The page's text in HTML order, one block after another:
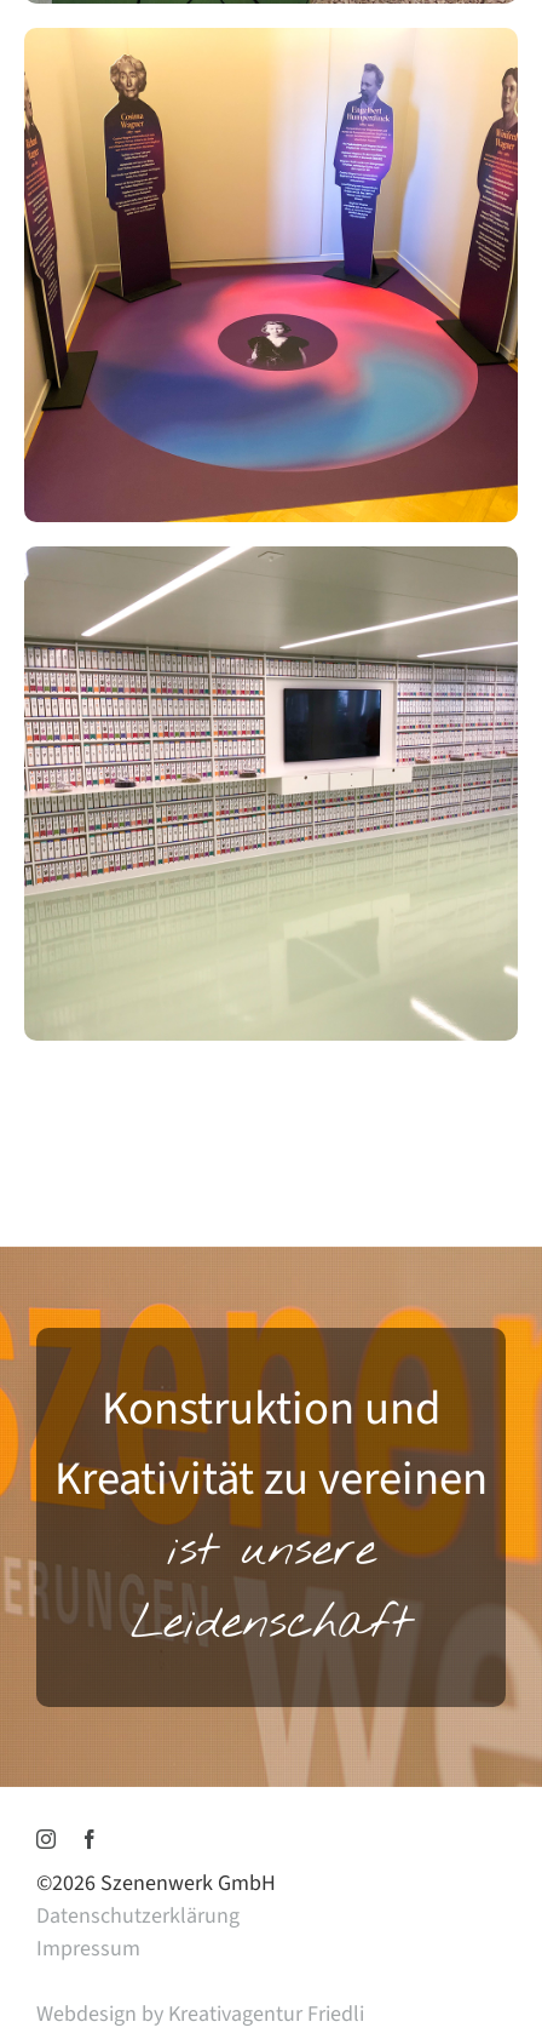
Ausstellung Sigfried Wagner, Richard
Wagner Museum Luzern
Besucherplattform Just
Konstruktion und
Kreativität zu vereinen
ist unsere
Leidenschaft
©2026 Szenenwerk GmbH
Datenschutzerklärung
Impressum
Webdesign by Kreativagentur Friedli